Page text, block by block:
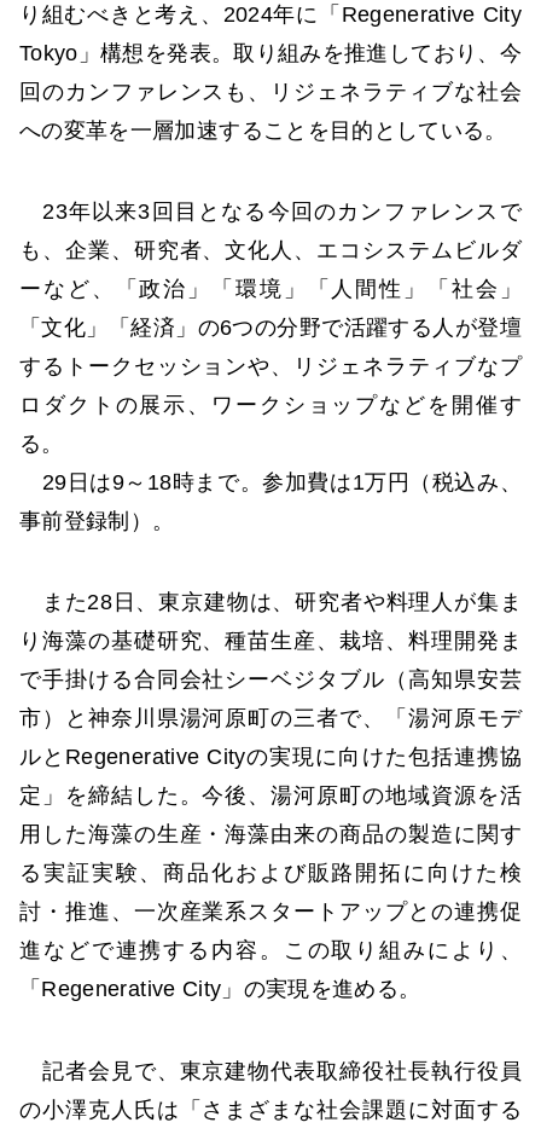
り組むべきと考え、2024年に「Regenerative City
Tokyo」構想を発表。取り組みを推進しており、今
回のカンファレンスも、リジェネラティブな社会
への変革を一層加速することを目的としている。
23年以来3回目となる今回のカンファレンスで
も、企業、研究者、文化人、エコシステムビルダ
ーなど、「政治」「環境」「人間性」「社会」
「文化」「経済」の6つの分野で活躍する人が登壇
するトークセッションや、リジェネラティブなプ
ロダクトの展示、ワークショップなどを開催す
る。
29日は9～18時まで。参加費は1万円（税込み、
事前登録制）。
また28日、東京建物は、研究者や料理人が集ま
り海藻の基礎研究、種苗生産、栽培、料理開発ま
で手掛ける合同会社シーベジタブル（高知県安芸
市）と神奈川県湯河原町の三者で、「湯河原モデ
ルとRegenerative Cityの実現に向けた包括連携協
定」を締結した。今後、湯河原町の地域資源を活
用した海藻の生産・海藻由来の商品の製造に関す
る実証実験、商品化および販路開拓に向けた検
討・推進、一次産業系スタートアップとの連携促
進などで連携する内容。この取り組みにより、
「Regenerative City」の実現を進める。
記者会見で、東京建物代表取締役社長執行役員
の小澤克人氏は「さまざまな社会課題に対面する